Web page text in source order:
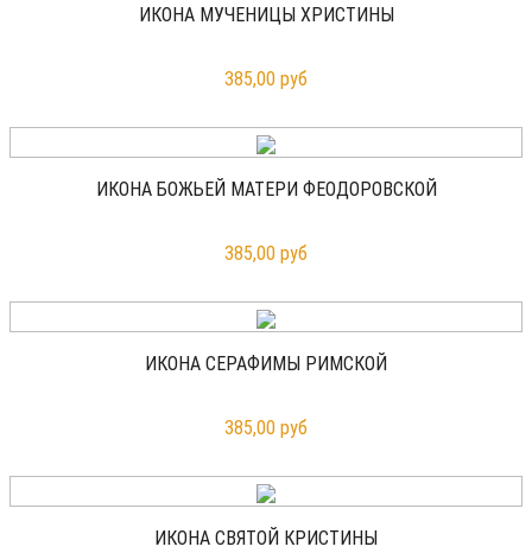
ИКОНА МУЧЕНИЦЫ ХРИСТИНЫ
385,00 руб
ИКОНА БОЖЬЕЙ МАТЕРИ ФЕОДОРОВСКОЙ
385,00 руб
ИКОНА СЕРАФИМЫ РИМСКОЙ
385,00 руб
ИКОНА СВЯТОЙ КРИСТИНЫ